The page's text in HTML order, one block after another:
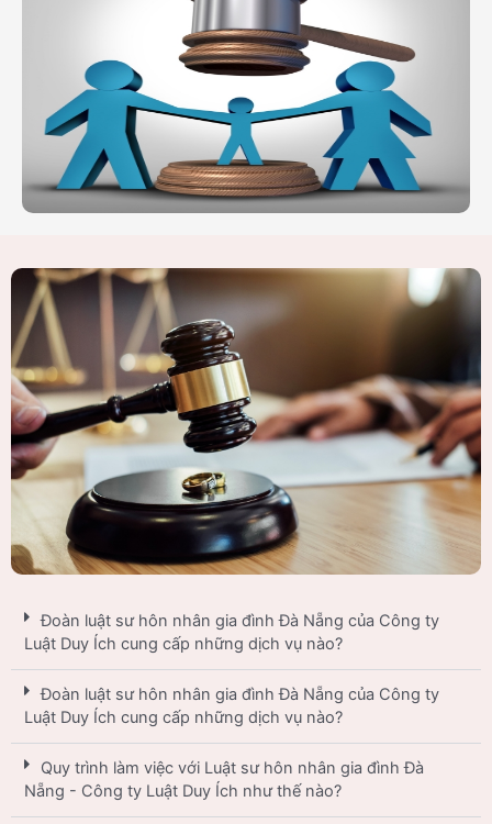
Đoàn luật sư hôn nhân gia đình Đà Nẵng của Công ty
Luật Duy Ích cung cấp những dịch vụ nào?
Đoàn luật sư hôn nhân gia đình Đà Nẵng của Công ty
Luật Duy Ích cung cấp những dịch vụ nào?
Quy trình làm việc với Luật sư hôn nhân gia đình Đà
Nẵng - Công ty Luật Duy Ích như thế nào?